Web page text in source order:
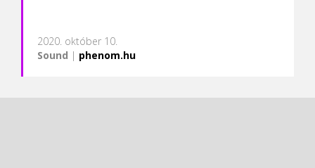
2020. október 10.
Sound | phenom.hu